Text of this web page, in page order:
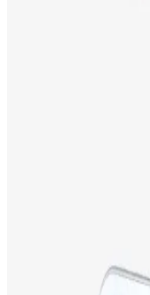
Neo dizüstü bilgisayar
özellikler,
pazar stratejileriyle
Apple iPhone 17
Özellikler ve
İki popüler iPhone
ekran, kamera, batarya
kullanıcı yorumlarıyla
Samsung Galaxy
ve Gelişmiş